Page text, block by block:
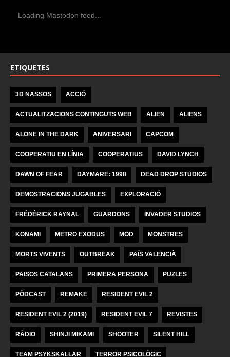
Loading Mastodon feed...
ETIQUETES
3D NASSOS ACCIÓ
ACTUALITZACIONS CONTINGUTS WEB ALIEN ALIENS
ALONE IN THE DARK ANIVERSARI CAPCOM
COOPERATIU EN LÍNIA COOPERATIUS DAVID LYNCH
DAWN OF FEAR DAYMARE: 1998 DEAD DROP STUDIOS
DEMOSTRACIONS JUGABLES EXPLORACIÓ
FRÉDÉRICK RAYNAL GUARDONS INVADER STUDIOS
KONAMI METRO EXODUS MOD MONSTRES
MORTS VIVENTS OUTBREAK PAÍS VALENCIÀ
PAÏSOS CATALANS PRIMERA PERSONA PUZLES
PÒDCAST REMAKE RESIDENT EVIL 2
RESIDENT EVIL 2 (2019) RESIDENT EVIL 7 REVISTES
RÀDIO SHINJI MIKAMI SHOOTER SILENT HILL
TEAM PSYKSKALLAR TERROR PSICOLÒGIC